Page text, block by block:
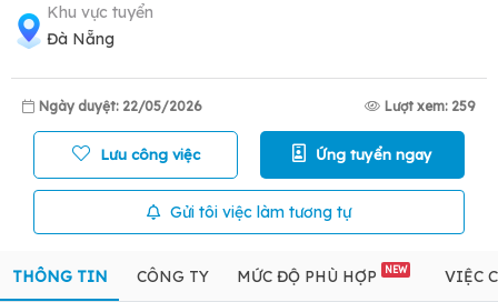
Khu vực tuyển
Đà Nẵng
Ngày duyệt: 22/05/2026 Lượt xem: 259
Lưu công việc Ứng tuyển ngay
Gửi tôi việc làm tương tự
THÔNG TIN CÔNG TY MỨC ĐỘ PHÙ HỢP NEW VIỆC